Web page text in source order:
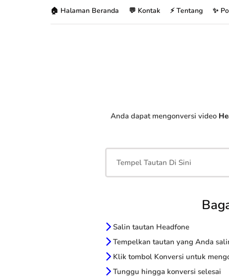
🏠 Halaman Beranda 💬 Kontak ⚡ Tentang ✨
Anda dapat mengonversi video
Salin tautan Headfone
Tempelkan tautan yang Anda
Klik tombol Konversi untuk
Tunggu hingga konversi selesai